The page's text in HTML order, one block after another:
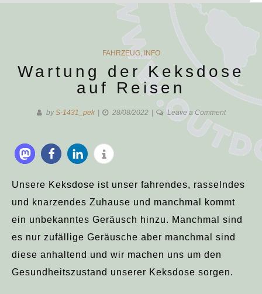
CATEGORIES
FAHRZEUG, INFO
Wartung der Keksdose
auf Reisen
byS-1431_pek 28/08/2022 Leave a Commenton
der
Keksdose
Unsere Keksdose ist unser fahrendes, rasselndes
und knarzendes Zuhause und manchmal kommt
ein unbekanntes Geräusch hinzu. Manchmal sind
es nur zufällige Geräusche aber manchmal sind
diese anhaltend und wir machen uns um den
Gesundheitszustand unserer Keksdose sorgen.